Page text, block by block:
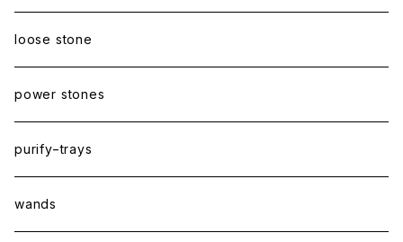
loose stone
power stones
purify−trays
wands